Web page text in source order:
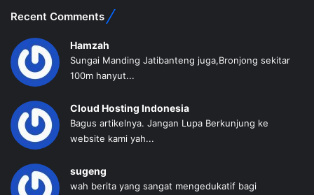
Recent Comments
Hamzah
Sungai Manding Jatibanteng juga,Bronjong sekitar
100m hanyut...
Cloud Hosting Indonesia
Bagus artikelnya. Jangan Lupa Berkunjung ke
website kami yah...
sugeng
wah berita yang sangat mengedukatif bagi